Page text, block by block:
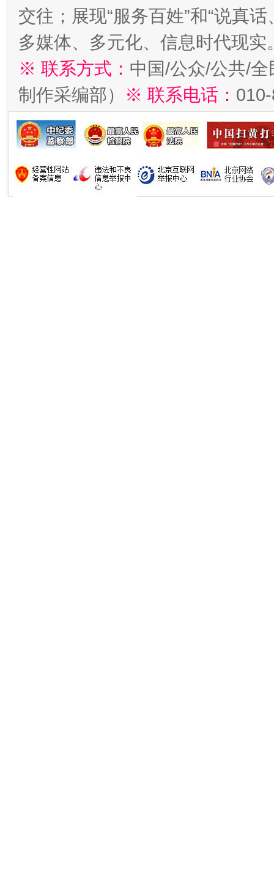
交往；展现“服务百姓”和“说真
多媒体、多元化、信息时代现实
※ 联系方式： 中国/公众/公共/
制作采编部）
※ 联系电话：